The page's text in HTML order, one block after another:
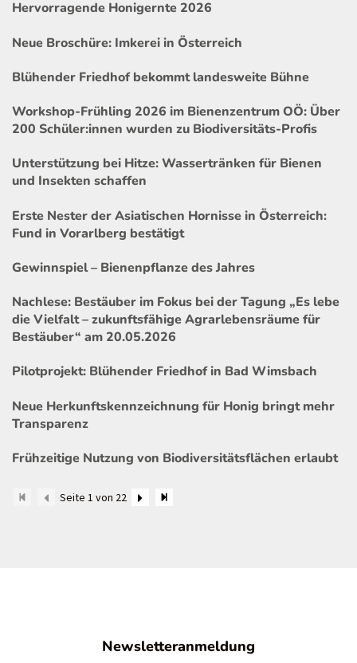
Hervorragende Honigernte 2026
Neue Broschüre: Imkerei in Österreich
Blühender Friedhof bekommt landesweite Bühne
Workshop-Frühling 2026 im Bienenzentrum OÖ: Über
200 Schüler:innen wurden zu Biodiversitäts-Profis
Unterstützung bei Hitze: Wassertränken für Bienen
und Insekten schaffen
Erste Nester der Asiatischen Hornisse in Österreich:
Fund in Vorarlberg bestätigt
Gewinnspiel – Bienenpflanze des Jahres
Nachlese: Bestäuber im Fokus bei der Tagung „Es lebe
die Vielfalt – zukunftsfähige Agrarlebensräume für
Bestäuber“ am 20.05.2026
Pilotprojekt: Blühender Friedhof in Bad Wimsbach
Neue Herkunftskennzeichnung für Honig bringt mehr
Transparenz
Frühzeitige Nutzung von Biodiversitätsflächen erlaubt
Seite 1 von 22
Newsletteranmeldung